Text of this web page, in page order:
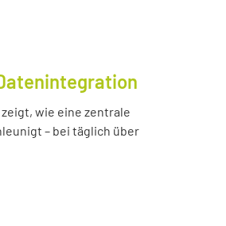
wie eine zentrale
– bei täglich über